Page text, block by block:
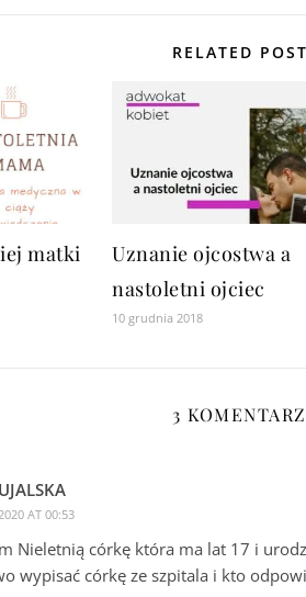
RELATED
matki
Uznanie ojcostwa a
nastoletni ojciec
10 grudnia 2018
3
AT 00:53
Nieletnią córkę która ma lat 17 i
wypisać córkę ze szpitala i kto